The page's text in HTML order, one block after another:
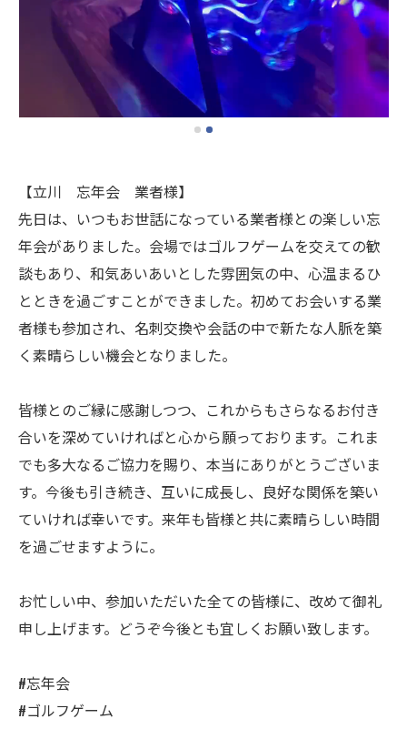
【立川 忘年会 業者様】
先日は、いつもお世話になっている業者様との楽しい忘
年会がありました。会場ではゴルフゲームを交えての歓
談もあり、和気あいあいとした雰囲気の中、心温まるひ
とときを過ごすことができました。初めてお会いする業
者様も参加され、名刺交換や会話の中で新たな人脈を築
く素晴らしい機会となりました。
皆様とのご縁に感謝しつつ、これからもさらなるお付き
合いを深めていければと心から願っております。これま
でも多大なるご協力を賜り、本当にありがとうございま
す。今後も引き続き、互いに成長し、良好な関係を築い
ていければ幸いです。来年も皆様と共に素晴らしい時間
を過ごせますように。
お忙しい中、参加いただいた全ての皆様に、改めて御礼
申し上げます。どうぞ今後とも宜しくお願い致します。
#忘年会
#ゴルフゲーム